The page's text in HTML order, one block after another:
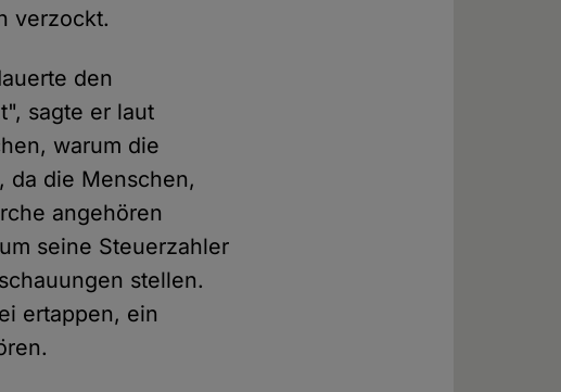
verzockt.
den
sagte er laut
warum die
da die Menschen,
angehören
seine Steuerzahler
stellen.
ertappen, ein